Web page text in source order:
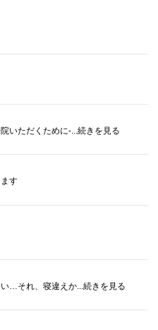
いただくために-...続きを見る
す
い…それ、寝違えか...続きを見る